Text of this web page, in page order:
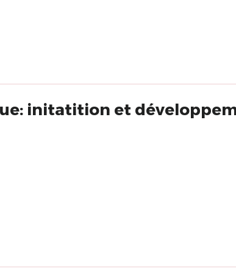
initatition et